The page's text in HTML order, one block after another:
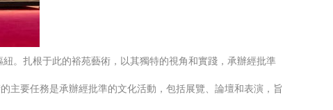
。扎根于此的裕苑藝術，以其獨特的視角和實踐，承辦經批準
主要任務是承辦經批準的文化活動，包括展覽、論壇和表演，旨